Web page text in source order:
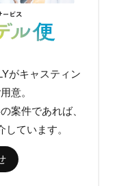
がキャスティン
意。
案件であれば、
ています。